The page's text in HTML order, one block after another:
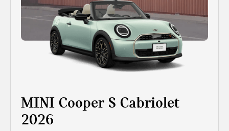
MINI Cooper S Cabriolet
2026